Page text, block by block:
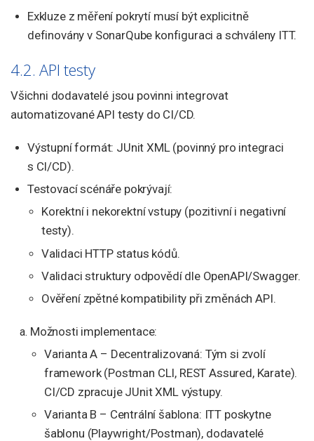
Exkluze z měření pokrytí musí být explicitně
definovány v SonarQube konfiguraci a schváleny ITT.
4.2. API testy
Všichni dodavatelé jsou povinni integrovat
automatizované API testy do CI/CD.
Výstupní formát: JUnit XML (povinný pro integraci
s CI/CD).
Testovací scénáře pokrývají:
Korektní i nekorektní vstupy (pozitivní i negativní
testy).
Validaci HTTP status kódů.
Validaci struktury odpovědí dle OpenAPI/Swagger.
Ověření zpětné kompatibility při změnách API.
Možnosti implementace:
Varianta A – Decentralizovaná: Tým si zvolí
framework (Postman CLI, REST Assured, Karate).
CI/CD zpracuje JUnit XML výstupy.
Varianta B – Centrální šablona: ITT poskytne
šablonu (Playwright/Postman), dodavatelé